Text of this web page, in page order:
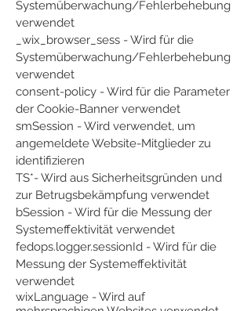
Systemüberwachung/Fehlerbehebung
verwendet
_wix_browser_sess - Wird für die
Systemüberwachung/Fehlerbehebung
verwendet
consent-policy - Wird für die Parameter
der Cookie-Banner verwendet
smSession - Wird verwendet, um
angemeldete Website-Mitglieder zu
identifizieren
TS*- Wird aus Sicherheitsgründen und
zur Betrugsbekämpfung verwendet
bSession - Wird für die Messung der
Systemeffektivität verwendet
fedops.logger.sessionId - Wird für die
Messung der Systemeffektivität
verwendet
wixLanguage - Wird auf